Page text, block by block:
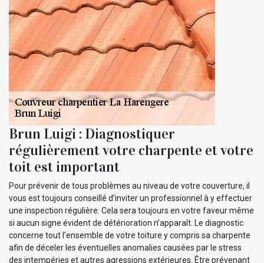
Brun Luigi : Diagnostiquer
régulièrement votre charpente et votre
toit est important
Pour prévenir de tous problèmes au niveau de votre couverture, il
vous est toujours conseillé d’inviter un professionnel à y effectuer
une inspection régulière. Cela sera toujours en votre faveur même
si aucun signe évident de détérioration n’apparaît. Le diagnostic
concerne tout l’ensemble de votre toiture y compris sa charpente
afin de déceler les éventuelles anomalies causées par le stress
des intempéries et autres agressions extérieures. Être prévenant